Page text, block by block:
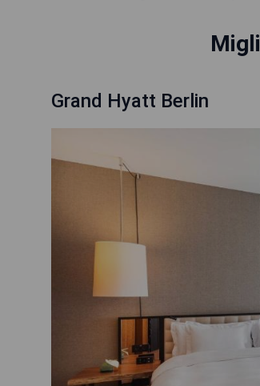
Grand Hyatt Berlin